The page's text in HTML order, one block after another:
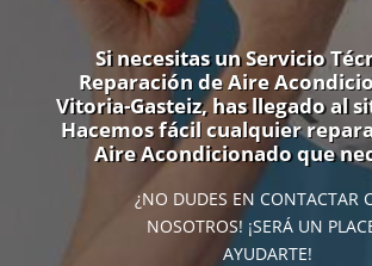
Si necesitas un Servicio
Reparación de Aire
Vitoria-Gasteiz, has llegado al
Hacemos fácil cualquier
Aire Acondicionado que
¿NO DUDES EN CONTACTAR
NOSOTROS! ¡SERÁ UN
AYUDARTE!